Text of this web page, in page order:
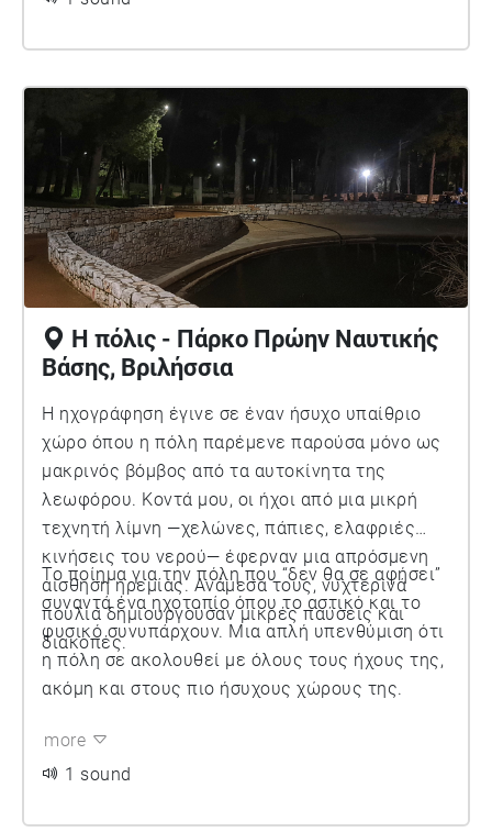
Η πόλις - Πάρκο Πρώην Ναυτικής
Βάσης, Βριλήσσια
Η ηχογράφηση έγινε σε έναν ήσυχο υπαίθριο
χώρο όπου η πόλη παρέμενε παρούσα μόνο ως
μακρινός βόμβος από τα αυτοκίνητα της
λεωφόρου. Κοντά μου, οι ήχοι από μια μικρή
τεχνητή λίμνη —χελώνες, πάπιες, ελαφριές
κινήσεις του νερού— έφερναν μια απρόσμενη
αίσθηση ηρεμίας. Ανάμεσα τους, νυχτερινά
πουλιά δημιουργούσαν μικρές παύσεις και
διακοπές.
Το ποίημα για την πόλη που “δεν θα σε αφήσει”
συναντά ένα ηχοτοπίο όπου το αστικό και το
φυσικό συνυπάρχουν. Μια απλή υπενθύμιση ότι
η πόλη σε ακολουθεί με όλους τους ήχους της,
ακόμη και στους πιο ήσυχους χώρους της.
more
1 sound